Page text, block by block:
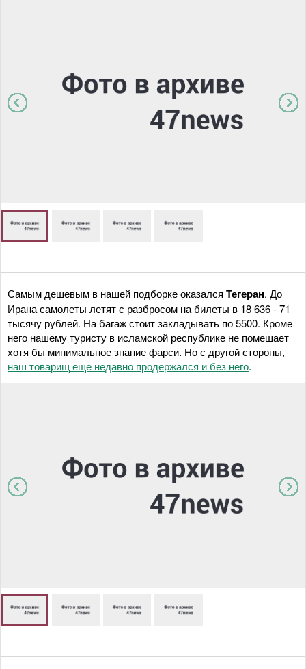
Самым дешевым в нашей подборке оказался Тегеран. До
Ирана самолеты летят с разбросом на билеты в 18 636 - 71
тысячу рублей. На багаж стоит закладывать по 5500. Кроме
него нашему туристу в исламской республике не помешает
хотя бы минимальное знание фарси. Но с другой стороны,
наш товарищ еще недавно продержался и без него.